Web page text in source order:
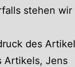
stehen wir
des
Artikels, Jens